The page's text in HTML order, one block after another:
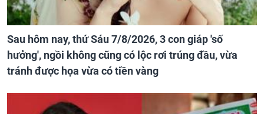
Sau hôm nay, thứ Sáu 7/8/2026, 3 con giáp 'số
hưởng', ngồi không cũng có lộc rơi trúng đầu, vừa
tránh được họa vừa có tiền vàng